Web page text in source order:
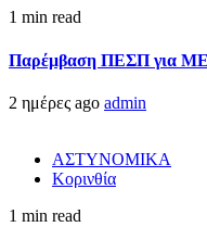
1 min read
Παρέμβαση ΠΕΣΠ για
2 ημέρες ago admin
ΑΣΤΥΝΟΜΙΚΑ
Κορινθία
1 min read